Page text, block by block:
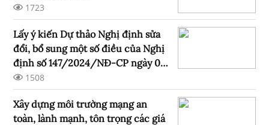
1723
Lấy ý kiến Dự thảo Nghị định sửa
đổi, bổ sung một số điều của Nghị
định số 147/2024/NĐ-CP ngày 09
tháng 11 năm 2024 của Chính phủ
quản lý, cung cấp, sử dụng dịch vụ
Internet và thông tin trên mạng
1508
Xây dựng môi trường mạng an
toàn, lành mạnh, tôn trọng các giá